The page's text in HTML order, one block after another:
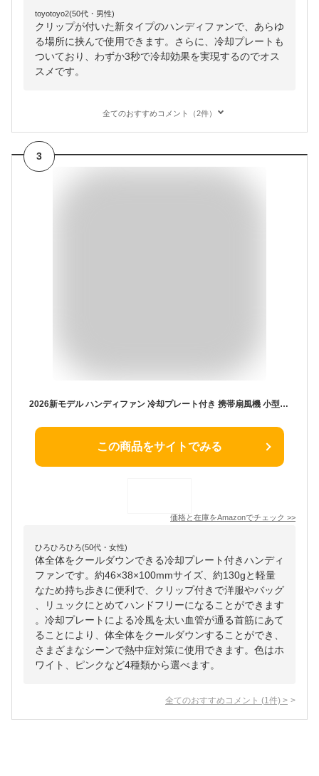
toyotoyo2(50代・男性)
クリップが付いた新タイプのハンディファンで、あらゆ
る場所に挟んで使用できます。さらに、冷却プレートも
ついており、わずか3秒で冷却効果を実現するのでオス
スメです。
全てのおすすめコメント（2件）
3
2026新モデル ハンディファン 冷却プレート付き 携帯扇風機 小型 手持ち ミニ 冷却ファン クリップ付き ポータブルファン 瞬間冷感 ひんやり 送風 冷風 180°角度調整 静音 ブラシレスモーター USB充電式 大容量バッテリー 最大3000mAh デジタル表示 (ホワイト)
この商品をサイトでみる
価格と在庫をAmazonでチェック >>
ひろひろひろ(50代・女性)
体全体をクールダウンできる冷却プレート付きハンディ
ファンです。約46×38×100mmサイズ、約130gと軽量
なため持ち歩きに便利で、クリップ付きで洋服やバッグ
、リュックにとめてハンドフリーになることができます
。冷却プレートによる冷風を太い血管が通る首筋にあて
ることにより、体全体をクールダウンすることができ、
さまざまなシーンで熱中症対策に使用できます。色はホ
ワイト、ピンクなど4種類から選べます。
全てのおすすめコメント (1 件) >